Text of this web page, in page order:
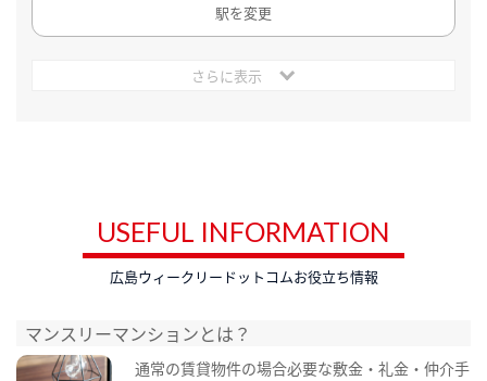
駅を変更
さらに表示
USEFUL INFORMATION
広島ウィークリードットコムお役立ち情報
マンスリーマンションとは？
通常の賃貸物件の場合必要な敷金・礼金・仲介手